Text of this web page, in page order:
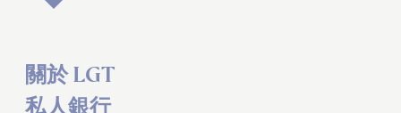
關於 LGT
私人銀行